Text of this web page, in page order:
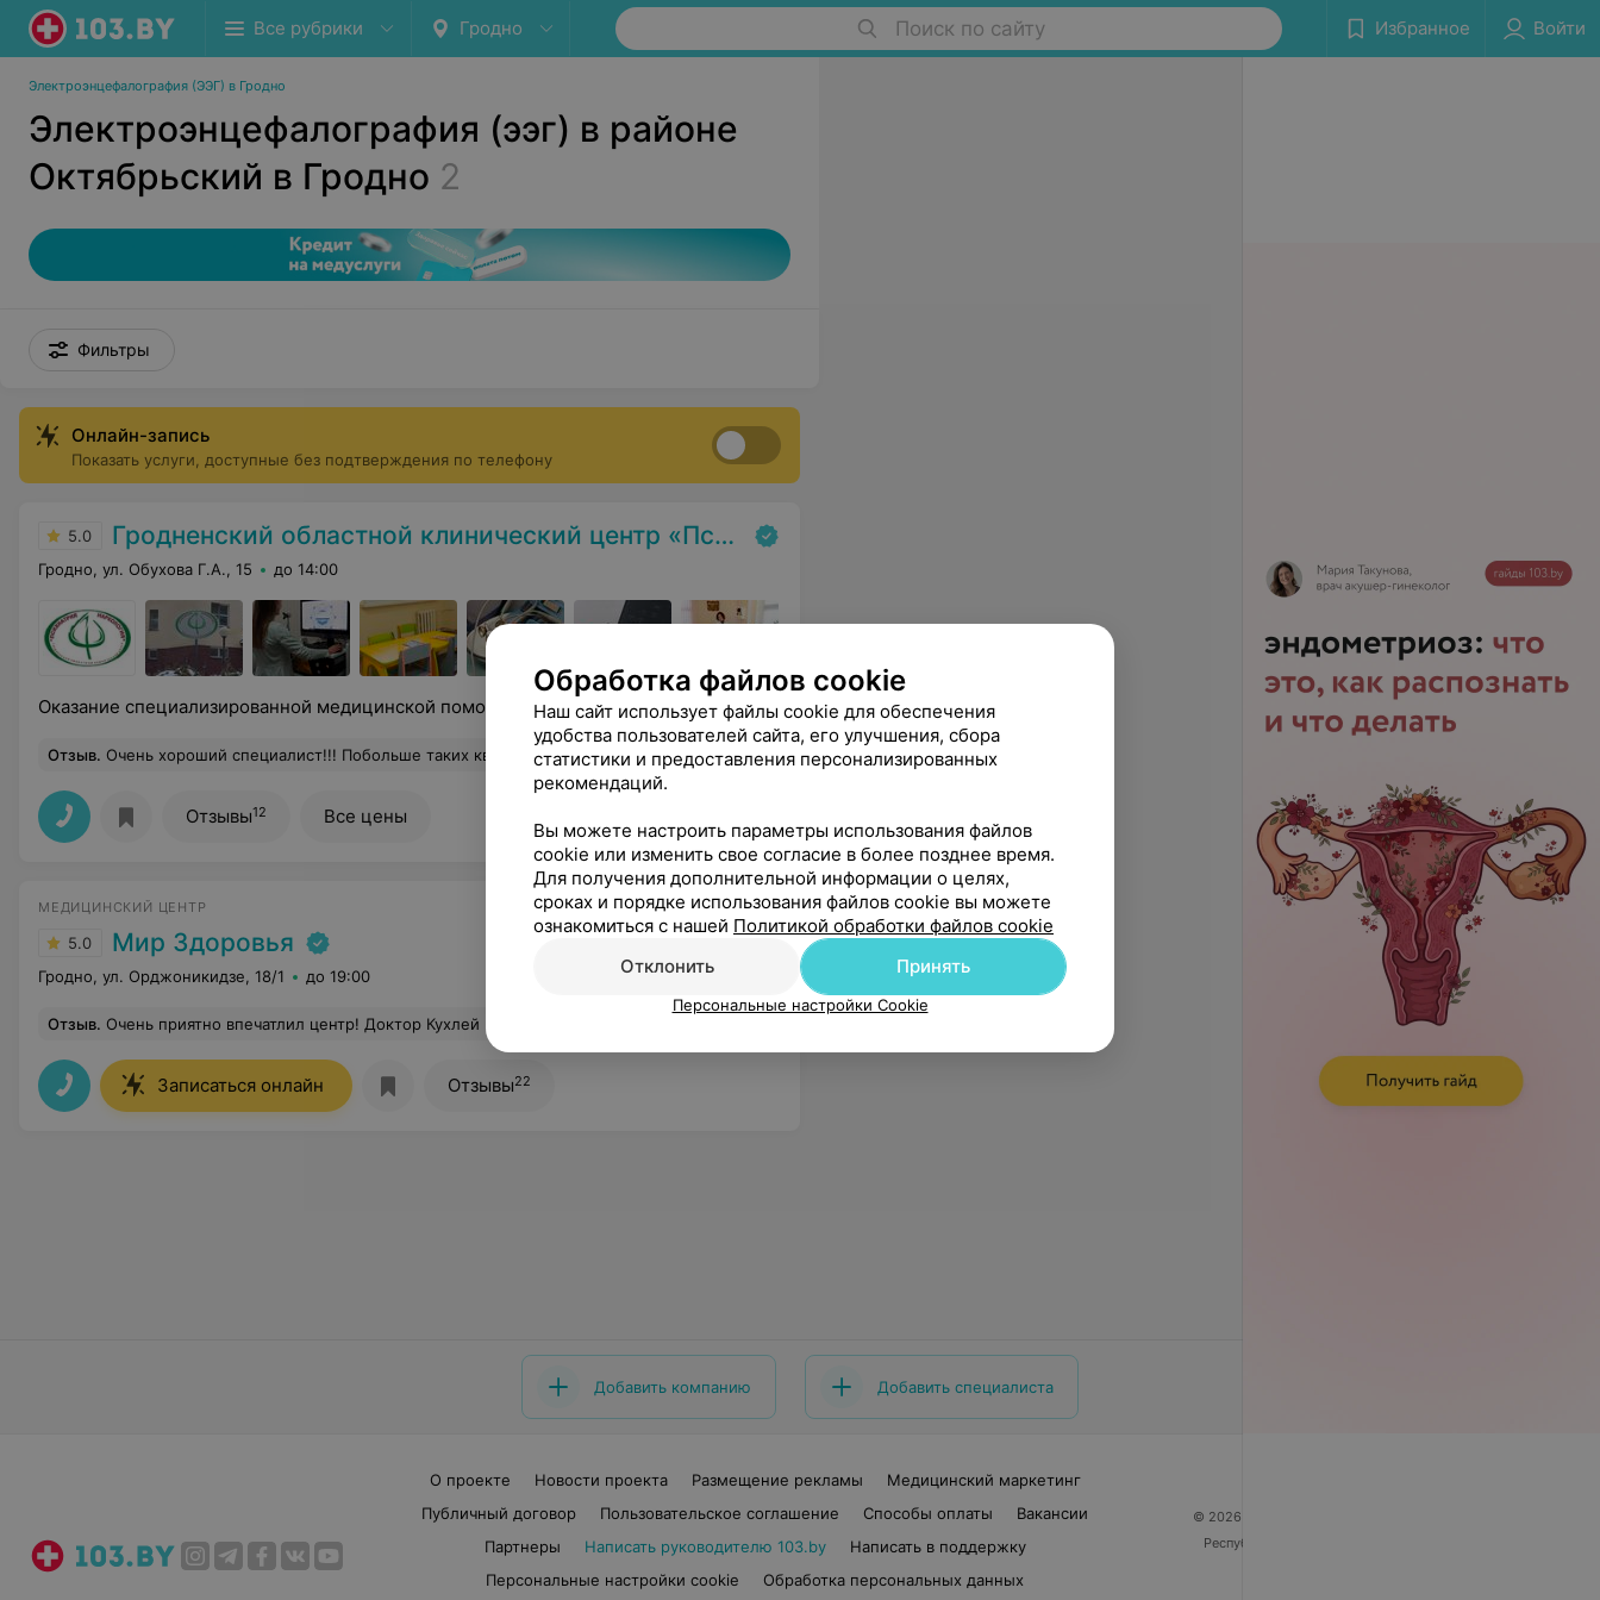
Все рубрики Гродно Поиск по сайту Избранное Войти
Электроэнцефалография (ЭЭГ) в Гродно
Электроэнцефалография (ээг) в районе
Октябрьский в Гродно 2
Фильтры
Онлайн-запись
Показать услуги, доступные без подтверждения по телефону
5.0 Гродненский областной клинический центр «Психиатрия-наркология»
Гродно, ул. Обухова Г.А., 15 до 14:00
Оказание специализированной медицинской помощи взрослым и детям
Отзыв. Очень хороший специалист!!! Побольше таких квалифицированных врачей. Спасибо Вам, за оказанную помощь. Еще
Отзывы12 Все цены
МЕДИЦИНСКИЙ ЦЕНТР
5.0 Мир Здоровья
Гродно, ул. Орджоникидзе, 18/1 до 19:00
Отзыв. Очень приятно впечатлил центр! Доктор Кухлей Надежда Сергеевна очень внимательная и располагающая! Достойный доктор, теперь всей семьей только к ней! Учла все жалобы и назначила действительно подходящее лечение, без насовывания лишних препаратов и ненужных обследований!
Записаться онлайн Отзывы22
Добавить компанию Добавить специалиста
О проекте Новости проекта Размещение рекламы
Медицинский маркетинг
Публичный договор
Пользовательское соглашение Способы оплаты
Вакансии
Партнеры
Написать руководителю 103.by
Написать в поддержку
Персональные настройки cookie
Обработка персональных данных
© 2026 ООО «Артокс Лаб», УНП 191700409
Республика Беларусь, г. Минск, улица Толбухина, 2,
Обработка файлов cookie
Наш сайт использует файлы cookie для обеспечения
удобства пользователей сайта, его улучшения, сбора
статистики и предоставления персонализированных
рекомендаций.
Вы можете настроить параметры использования файлов
cookie или изменить свое согласие в более позднее время.
Для получения дополнительной информации о целях,
сроках и порядке использования файлов cookie вы можете
ознакомиться с нашей Политикой обработки файлов cookie
Отклонить
Принять
Персональные настройки Cookie